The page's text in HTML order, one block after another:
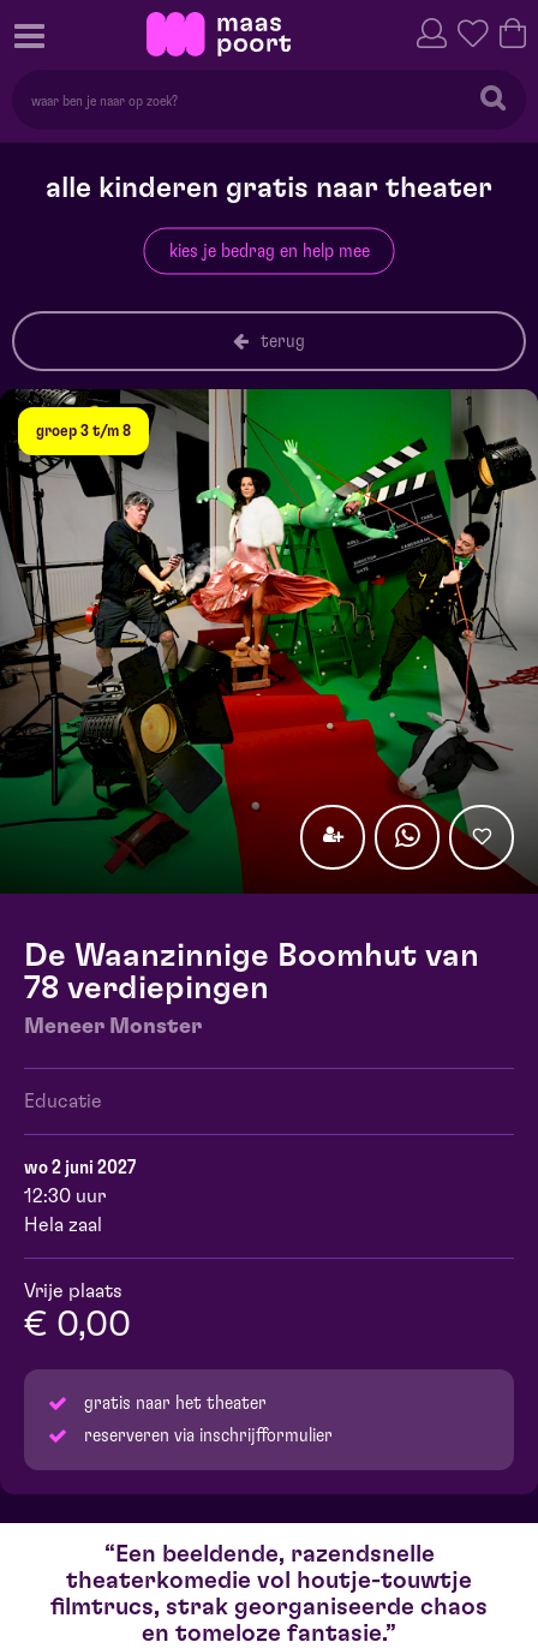
alle kinderen gratis naar theater
kies je bedrag en help mee
terug
groep 3 t/m 8
De Waanzinnige Boomhut van
78 verdiepingen
Meneer Monster
Educatie
wo 2 juni 2027
12:30 uur
Hela zaal
Vrije plaats
€ 0,00
gratis naar het theater
reserveren via inschrijfformulier
Een beeldende, razendsnelle
theaterkomedie vol houtje-touwtje
filmtrucs, strak georganiseerde chaos
en tomeloze fantasie.